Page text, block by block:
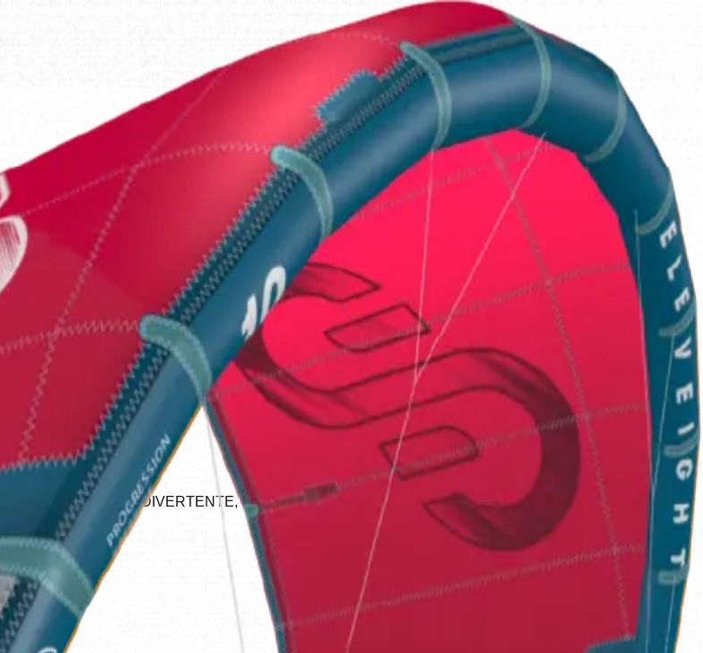
DUREVOLE E DIVERTENTE, PERFETTA PER L'INIZIAZIONE E IL FREERIDE